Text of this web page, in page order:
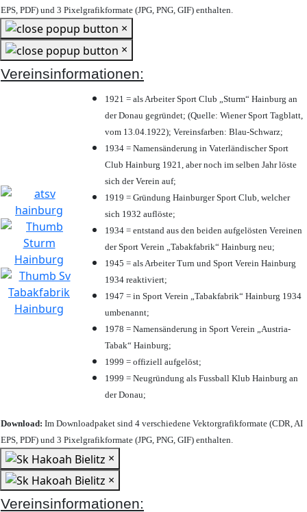
EPS, PDF) und 3 Pixelgrafikformate (JPG, PNG, GIF) enthalten.
×
×
Vereinsinformationen:
1921 = als Arbeiter Sport Club „Sturm“ Hainburg an
der Donau gegründet; (Quelle: Wiener Sport Tagblatt,
vom 13.04.1922); Vereinsfarben: Blau-Schwarz;
1934 = Namensänderung in Vaterländischer Sport
Club Hainburg 1921, aber noch im selben Jahr löste
sich der Verein auf;
1919 = Gründung Hainburger Sport Club, welcher
sich 1932 auflöste;
1934 = entstand aus den beiden aufgelösten Vereinen
der Sport Verein „Tabakfabrik“ Hainburg neu;
1945 = als Arbeiter Turn und Sport Verein Hainburg
1934 reaktiviert;
1947 = in Sport Verein „Tabakfabrik“ Hainburg 1934
umbenannt;
1978 = Namensänderung in Sport Verein „Austria-
Tabak“ Hainburg;
1999 = offiziell aufgelöst;
1999 = Neugründung als Fussball Klub Hainburg an
der Donau;
Download: Im Downloadpaket sind 4 verschiedene Vektorgrafikformate (CDR, AI
EPS, PDF) und 3 Pixelgrafikformate (JPG, PNG, GIF) enthalten.
×
×
Vereinsinformationen: